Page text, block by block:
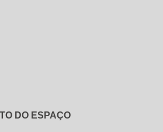
DO ESPAÇO